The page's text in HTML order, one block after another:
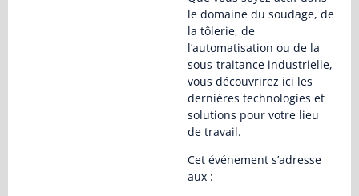
le domaine du soudage, de
la tôlerie, de
l’automatisation ou de la
sous-traitance industrielle,
vous découvrirez ici les
dernières technologies et
solutions pour votre lieu
de travail.
Cet événement s’adresse
aux :